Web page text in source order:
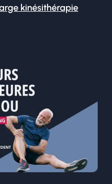
kinésithérapie